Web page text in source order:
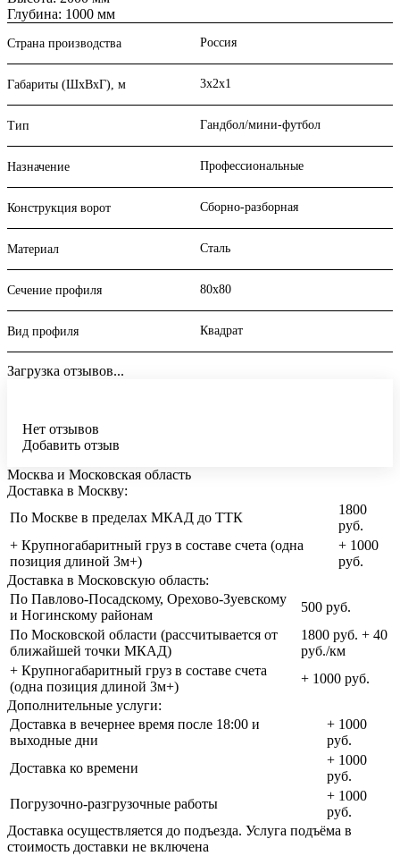
Глубина: 1000 мм
Страна производства Россия
Габариты (ШхВхГ), м 3х2х1
Тип Гандбол/мини-футбол
Назначение Профессиональные
Конструкция ворот Сборно-разборная
Материал Сталь
Сечение профиля 80х80
Вид профиля Квадрат
Загрузка отзывов...
Нет отзывов
Добавить отзыв
Москва и Московская область
Доставка в Москву:
По Москве в пределах МКАД до ТТК
1800
руб.
+ Крупногабаритный груз в составе счета (одна
позиция длиной 3м+)
+ 1000
руб.
Доставка в Московскую область:
По Павлово-Посадскому, Орехово-Зуевскому
и Ногинскому районам
500 руб.
По Московской области (рассчитывается от
ближайшей точки МКАД)
1800 руб. + 40
руб./км
+ Крупногабаритный груз в составе счета
(одна позиция длиной 3м+)
+ 1000 руб.
Дополнительные услуги:
Доставка в вечернее время после 18:00 и
выходные дни
+ 1000
руб.
Доставка ко времени
+ 1000
руб.
Погрузочно-разгрузочные работы
+ 1000
руб.
Доставка осуществляется до подъезда. Услуга подъёма в
стоимость доставки не включена